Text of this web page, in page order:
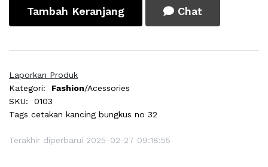
Tambah Keranjang Chat
Laporkan Produk
Kategori:
Fashion/Acessories
SKU:
0103
Tags cetakan kancing bungkus no 32
Terakhir diperbarui 2025-02-27 09:18:55